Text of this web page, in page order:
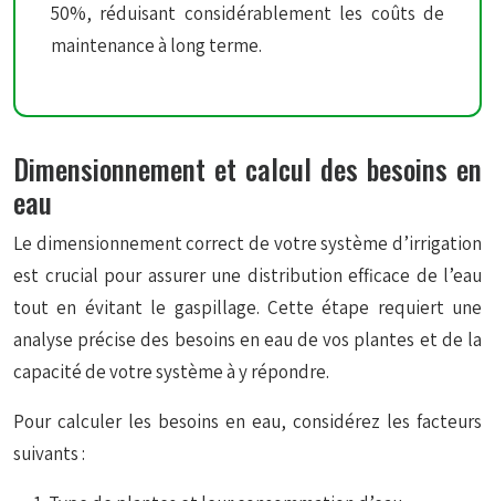
50%, réduisant considérablement les coûts de
maintenance à long terme.
Dimensionnement et calcul des besoins en
eau
Le dimensionnement correct de votre système d’irrigation
est crucial pour assurer une distribution efficace de l’eau
tout en évitant le gaspillage. Cette étape requiert une
analyse précise des besoins en eau de vos plantes et de la
capacité de votre système à y répondre.
Pour calculer les besoins en eau, considérez les facteurs
suivants :